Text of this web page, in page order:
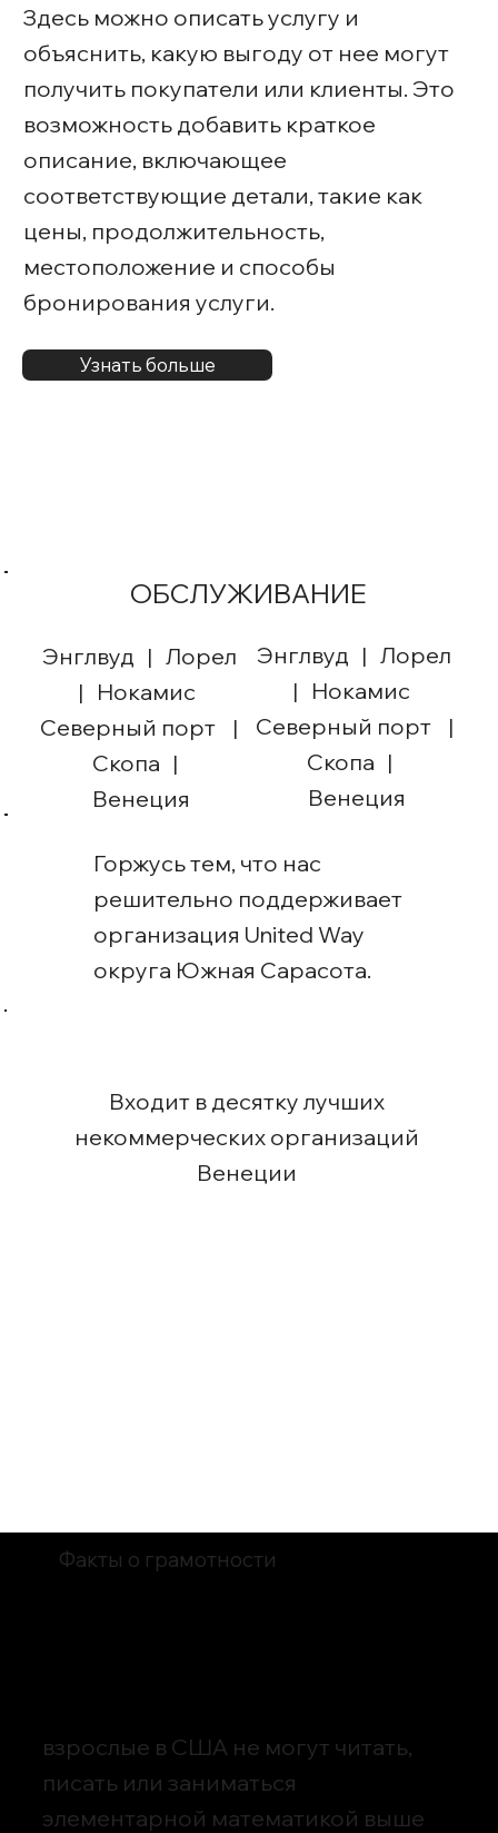
Здесь можно описать услугу и
объяснить, какую выгоду от нее могут
получить покупатели или клиенты. Это
возможность добавить краткое
описание, включающее
соответствующие детали, такие как
цены, продолжительность,
местоположение и способы
бронирования услуги.
Узнать больше
ОБСЛУЖИВАНИЕ
Энглвуд | Лорел
| Нокамис
Северный порт |
Скопа |
Венеция
Энглвуд | Лорел
| Нокамис
Северный порт |
Скопа |
Венеция
Горжусь тем, что нас
решительно поддерживает
организация United Way
округа Южная Сарасота.
Входит в десятку лучших
некоммерческих организаций
Венеции
Факты о грамотности
взрослые в США не могут читать,
писать или заниматься
элементарной математикой выше